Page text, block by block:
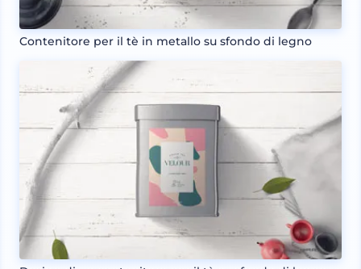
Contenitore per il tè in metallo su sfondo di legno